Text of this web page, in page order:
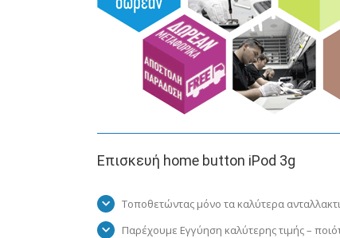
Επισκευή home button iPod 3g
Τοποθετώντας μόνο τα καλύτερα
Παρέχουμε Εγγύηση καλύτερης τιμής –